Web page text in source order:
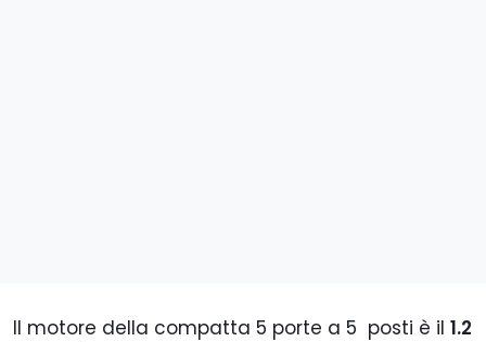
Il motore della compatta 5 porte a 5 posti è il 1.2